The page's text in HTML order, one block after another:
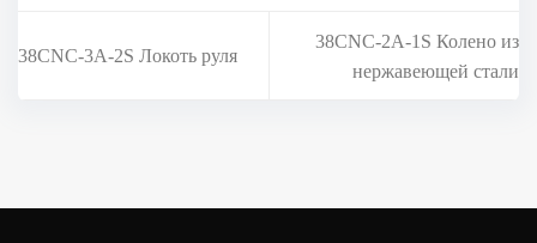
38CNC-3A-2S Локоть руля
38CNC-2A-1S Колено из
нержавеющей стали